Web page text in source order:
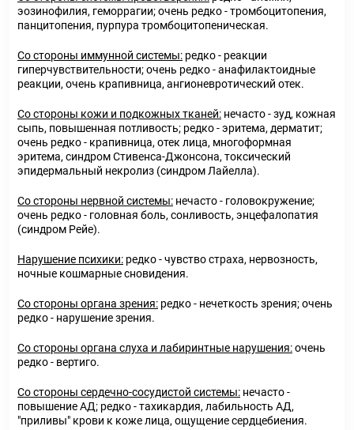
эозинофилия, геморрагии; очень редко - тромбоцитопения,
панцитопения, пурпура тромбоцитопеническая.
Со стороны иммунной системы: редко - реакции
гиперчувствительности; очень редко - анафилактоидные
реакции, очень крапивница, ангионевротический отек.
Со стороны кожи и подкожных тканей: нечасто - зуд, кожная
сыпь, повышенная потливость; редко - эритема, дерматит;
очень редко - крапивница, отек лица, многоформная
эритема, синдром Стивенса-Джонсона, токсический
эпидермальный некролиз (синдром Лайелла).
Со стороны нервной системы: нечасто - головокружение;
очень редко - головная боль, сонливость, энцефалопатия
(синдром Рейе).
Нарушение психики: редко - чувство страха, нервозность,
ночные кошмарные сновидения.
Со стороны органа зрения: редко - нечеткость зрения; очень
редко - нарушение зрения.
Со стороны органа слуха и лабиринтные нарушения:очень
редко - вертиго.
Со стороны сердечно-сосудистой системы: нечасто -
повышение АД; редко - тахикардия, лабильность АД,
"приливы" крови к коже лица, ощущение сердцебиения.